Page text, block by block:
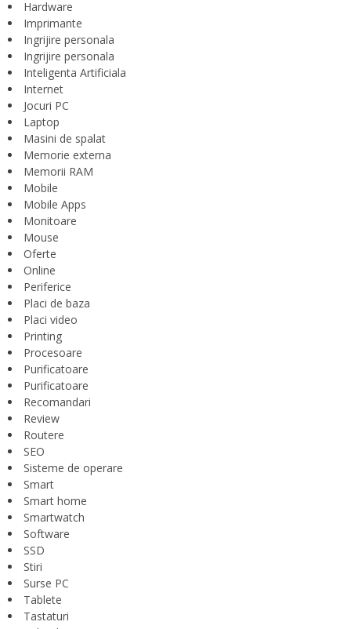
Hardware
Imprimante
Ingrijire personala
Ingrijire personala
Inteligenta Artificiala
Internet
Jocuri PC
Laptop
Masini de spalat
Memorie externa
Memorii RAM
Mobile
Mobile Apps
Monitoare
Mouse
Oferte
Online
Periferice
Placi de baza
Placi video
Printing
Procesoare
Purificatoare
Purificatoare
Recomandari
Review
Routere
SEO
Sisteme de operare
Smart
Smart home
Smartwatch
Software
SSD
Stiri
Surse PC
Tablete
Tastaturi